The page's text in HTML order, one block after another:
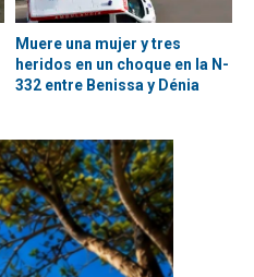
Muere una mujer y tres
heridos en un choque en la N-
332 entre Benissa y Dénia